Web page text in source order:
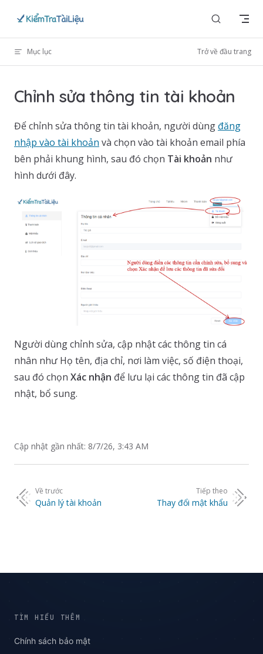
Skip to content
Mục lục Trở về đầu trang
Chỉnh sửa thông tin tài khoản
Để chỉnh sửa thông tin tài khoản, người dùng đăng
nhập vào tài khoản và chọn vào tài khoản email phía
bên phải khung hình, sau đó chọn Tài khoản như
hình dưới đây.
Người dùng chỉnh sửa, cập nhật các thông tin cá
nhân như Họ tên, địa chỉ, nơi làm việc, số điện thoại,
sau đó chọn Xác nhận để lưu lại các thông tin đã cập
nhật, bổ sung.
Cập nhật gần nhất: 8/7/26, 3:43 AM
PagerVề trước
Quản lý tài khoản
Tiếp theo
Thay đổi mật khẩu
TÌM HIỂU THÊM
Chính sách bảo mật